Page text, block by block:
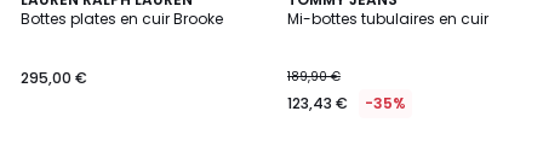
Bottes plates en cuir Brooke
295,00 €
Couleurs
Mi-bottes tubulaires en cuir
189,90 €
123,43 € -35%